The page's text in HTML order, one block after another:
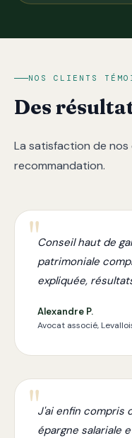
NOS CLIENTS
Des
La satisfaction de
recommandation.
Conseil haut de
patrimoniale
expliquée,
Alexandre P.
Avocat associé,
J'ai enfin compris
épargne salariale